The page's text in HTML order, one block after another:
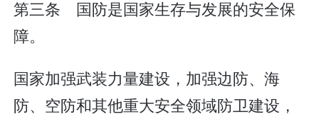
第三条 国防是国家生存与发展的安全保
障。
国家加强武装力量建设，加强边防、海
防、空防和其他重大安全领域防卫建设，